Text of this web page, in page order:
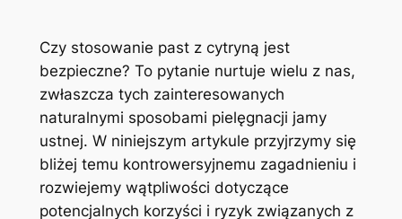
Czy stosowanie‍ past z cytryną jest
bezpieczne? To pytanie nurtuje wielu z nas, ​
zwłaszcza⁤ tych ‌zainteresowanych
naturalnymi ⁤sposobami pielęgnacji jamy
ustnej. W niniejszym artykule ⁤przyjrzymy ⁣się
bliżej ⁢temu kontrowersyjnemu ‍zagadnieniu i
rozwiejemy wątpliwości ‌dotyczące
potencjalnych korzyści i ryzyk związanych z